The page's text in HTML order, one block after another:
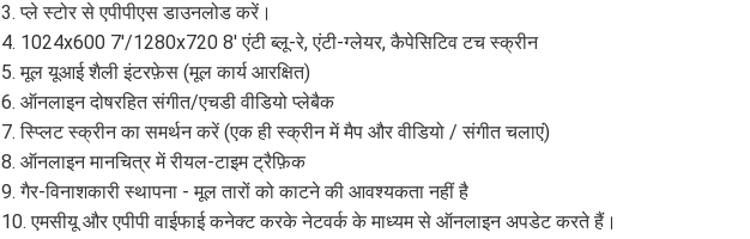
3. प्ले स्टोर से एपीपीएस डाउनलोड करें।
4. 1024x600 7'/1280x720 8' एंटी ब्लू-रे, एंटी-ग्लेयर, कैपेसिटिव टच स्क्रीन
5. मूल यूआई शैली इंटरफ़ेस (मूल कार्य आरक्षित)
6. ऑनलाइन दोषरहित संगीत/एचडी वीडियो प्लेबैक
7. स्प्लिट स्क्रीन का समर्थन करें (एक ही स्क्रीन में मैप और वीडियो / संगीत चलाएं)
8. ऑनलाइन मानचित्र में रीयल-टाइम ट्रैफ़िक
9. गैर-विनाशकारी स्थापना - मूल तारों को काटने की आवश्यकता नहीं है
10. एमसीयू और एपीपी वाईफाई कनेक्ट करके नेटवर्क के माध्यम से ऑनलाइन अपडेट करते हैं।